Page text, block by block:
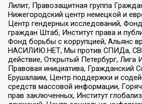
Лилит, Правозащитная группа
Нижегородский центр немецкой и
Центр гендерных исследований,
граждан Штаб, Институт права и
Фонд борьбы с коррупцией, Альянс
НАСИЛИЮ.НЕТ, Мы против СПИДа,
действие, Открытый Петербург, Лига
Правовая инициатива, Гражданский
Ерушалаим, Центр поддержки и
средств массовой информации,
прав заключенных, Институт